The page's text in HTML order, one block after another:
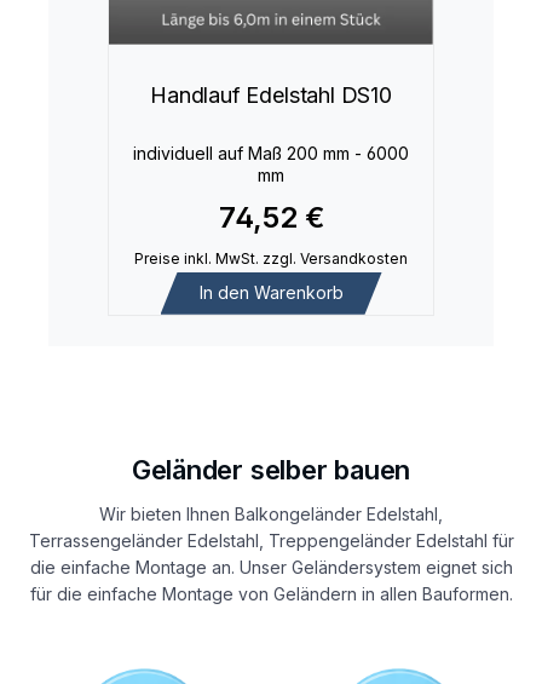
Handlauf Edelstahl DS10
individuell auf Maß 200 mm - 6000
mm
74,52 €
Preise inkl. MwSt. zzgl. Versandkosten
In den Warenkorb
Geländer selber bauen
Wir bieten Ihnen Balkongeländer Edelstahl,
Terrassengeländer Edelstahl, Treppengeländer Edelstahl für
die einfache Montage an. Unser Geländersystem eignet sich
für die einfache Montage von Geländern in allen Bauformen.